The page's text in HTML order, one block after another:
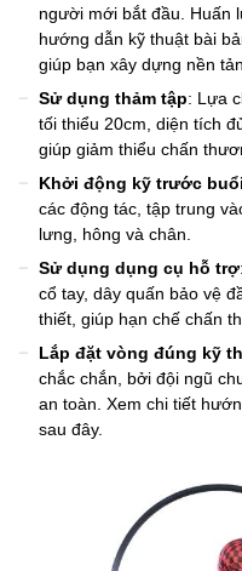
người mới bắt đầu. Huấn
hướng dẫn kỹ thuật bài
giúp bạn xây dựng nền
Sử dụng thảm tập: Lựa
tối thiểu 20cm, diện tích
giúp giảm thiểu chấn
Khởi động kỹ trước
các động tác, tập trung
lưng, hông và chân.
Sử dụng dụng cụ hỗ trợ
cổ tay, dây quấn bảo vệ
thiết, giúp hạn chế chấn
Lắp đặt vòng đúng kỹ
chắc chắn, bởi đội ngũ
an toàn. Xem chi tiết
sau đây.